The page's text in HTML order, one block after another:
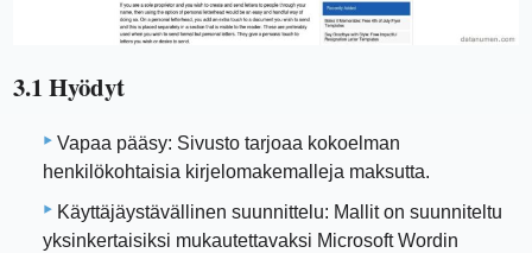
3.1 Hyödyt
Vapaa pääsy: Sivusto tarjoaa kokoelman
henkilökohtaisia ​​kirjelomakemalleja maksutta.
Käyttäjäystävällinen suunnittelu: Mallit on suunniteltu
yksinkertaisiksi mukautettavaksi Microsoft Wordin